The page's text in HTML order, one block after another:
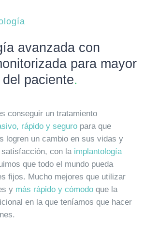
avanzada con
para mayor
paciente.
conseguir un tratamiento
rápido y seguropara que
logren un cambio en sus vidas y
con la implantología
que todo el mundo pueda
fijos. Mucho mejores que utilizar
y más rápido y cómodoque la
en la que teníamos que hacer